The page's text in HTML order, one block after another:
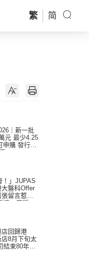
繁 简
｜新一批
元 最少4.25
申購 發行金
！」JUPAS
醫科Offer
留言惹眾
清：宣稱
取」不符事
回歸港
8月下旬太
結束80年歷